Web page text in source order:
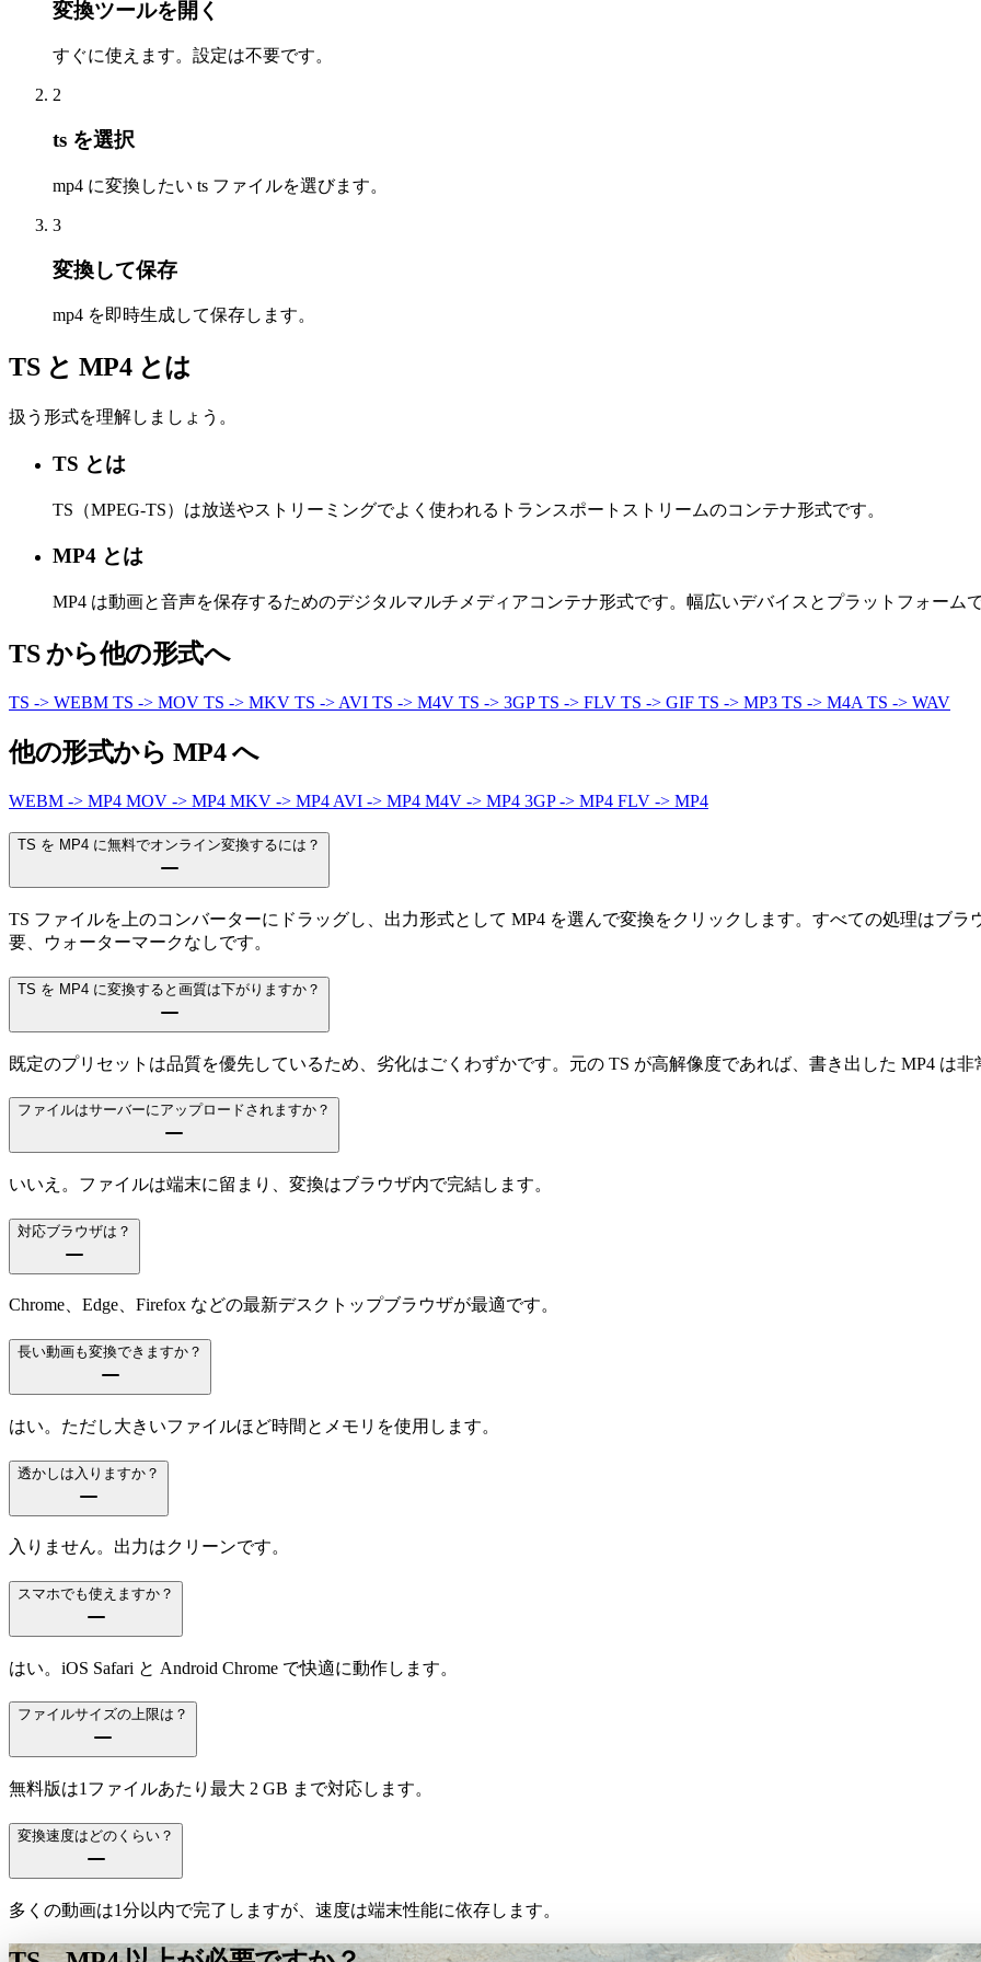
変換ツールを開く
すぐに使えます。設定は不要です。
2
ts を選択
mp4 に変換したい ts ファイルを選びます。
3
変換して保存
mp4 を即時生成して保存します。
TS と MP4 とは
扱う形式を理解しましょう。
TS とは
TS（MPEG-TS）は放送やストリーミングでよく使われるトランスポートストリームのコンテナ形式です。
MP4 とは
MP4 は動画と音声を保存するためのデジタルマルチメディアコンテナ形式です。幅広いデバイスとプラットフォーム
TS から他の形式へ
TS -> WEBM TS -> MOV TS -> MKV TS -> AVI TS -> M4V TS -> 3GPTS -> FLV TS -> GIF TS -> MP3 TS -> M4A TS -> WAV
他の形式から MP4 へ
WEBM -> MP4 MOV -> MP4 MKV -> MP4 AVI -> MP4 M4V -> MP4 3GP -> MP4 FLV -> MP4
TS を MP4 に無料でオンライン変換するには？
TS ファイルを上のコンバーターにドラッグし、出力形式として MP4 を選んで変換をクリックします。すべての処理はブ
要、ウォーターマークなしです。
TS を MP4 に変換すると画質は下がりますか？
既定のプリセットは品質を優先しているため、劣化はごくわずかです。元の TS が高解像度であれば、書き出した MP4 は非
ファイルはサーバーにアップロードされますか？
いいえ。ファイルは端末に留まり、変換はブラウザ内で完結します。
対応ブラウザは？
Chrome、Edge、Firefox などの最新デスクトップブラウザが最適です。
長い動画も変換できますか？
はい。ただし大きいファイルほど時間とメモリを使用します。
透かしは入りますか？
入りません。出力はクリーンです。
スマホでも使えますか？
はい。iOS Safari と Android Chrome で快適に動作します。
ファイルサイズの上限は？
無料版は1ファイルあたり最大 2 GB まで対応します。
変換速度はどのくらい？
多くの動画は1分以内で完了しますが、速度は端末性能に依存します。